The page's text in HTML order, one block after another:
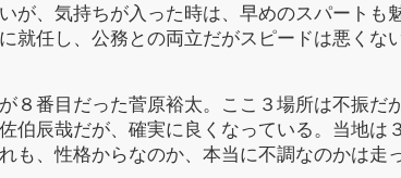
が、気持ちが入った時は、早めのスパート
就任し、公務との両立だがスピードは悪くな
８番目だった菅原裕太。ここ３場所は不振だ
伯辰哉だが、確実に良くなっている。当地
も、性格からなのか、本当に不調なのかは走